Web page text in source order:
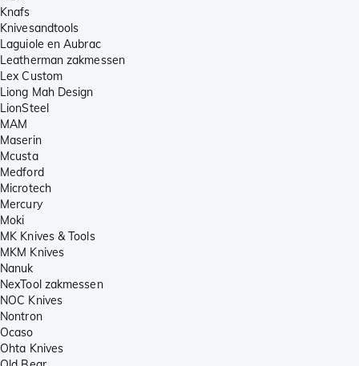
Knafs
Knivesandtools
Laguiole en Aubrac
Leatherman zakmessen
Lex Custom
Liong Mah Design
LionSteel
MAM
Maserin
Mcusta
Medford
Microtech
Mercury
Moki
MK Knives & Tools
MKM Knives
Nanuk
NexTool zakmessen
NOC Knives
Nontron
Ocaso
Ohta Knives